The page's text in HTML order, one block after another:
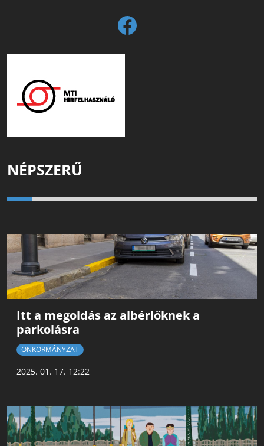
NÉPSZERŰ
Itt a megoldás az albérlőknek a
parkolásra
ÖNKORMÁNYZAT
2025. 01. 17. 12:22